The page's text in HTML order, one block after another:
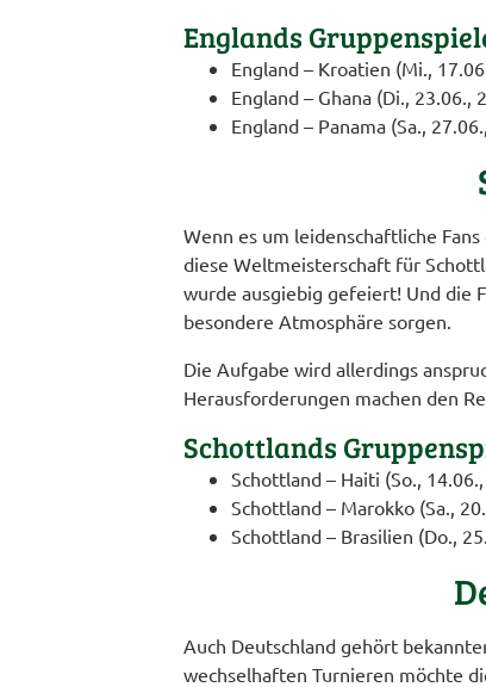
Englands
England – Kroatien (Mi.,
England – Ghana (Di., 23.06.,
England – Panama (Sa.,
Wenn es um leidenschaftliche
diese Weltmeisterschaft für
wurde ausgiebig gefeiert! Und die
besondere Atmosphäre sorgen.
Die Aufgabe wird allerdings
Herausforderungen machen den
Schottlands
Schottland – Haiti (So.,
Schottland – Marokko (Sa.,
Schottland – Brasilien (Do.,
Auch Deutschland gehört
wechselhaften Turnieren möchte